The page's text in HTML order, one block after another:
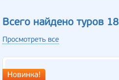
Всего найдено туров 18
Просмотреть все
Новинка!